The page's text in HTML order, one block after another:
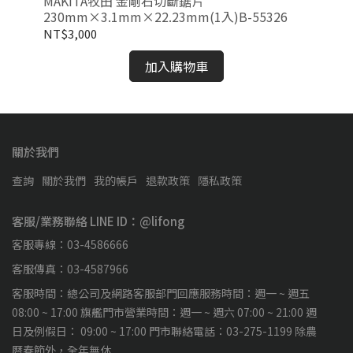
230mm×3.1mm×22.23mm(1入)B-55326
NT$3,000
加入購物車
關於我們
查詢 關於我們 我的帳戶 退款政策 隱私政策
客服/業務聯絡 LINE ID：@lifong
客服專線：03-4586666
客服傳真：03-4587966
客服時間：總公司及網路客服部門回應服務時間：週一 ~ 週五
08:00 ~ 17:00 旗艦門市營業時間：週一 ~ 週六 07:00 ~ 21:00 週
日及例假日： 09:00 ~ 17:00 門市聯絡電話：03-275-1199 除農
曆春節外，全年無休